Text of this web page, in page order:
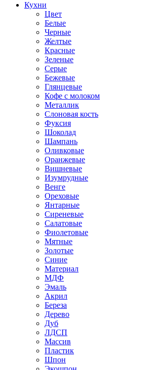
Кухни
Цвет
Белые
Черные
Желтые
Красные
Зеленые
Серые
Бежевые
Глянцевые
Кофе с молоком
Металлик
Слоновая кость
Фуксия
Шоколад
Шампань
Оливковые
Оранжевые
Вишневые
Изумрудные
Венге
Ореховые
Янтарные
Сиреневые
Салатовые
Фиолетовые
Мятные
Золотые
Синие
Материал
МДФ
Эмаль
Акрил
Береза
Дерево
Дуб
ЛДСП
Массив
Пластик
Шпон